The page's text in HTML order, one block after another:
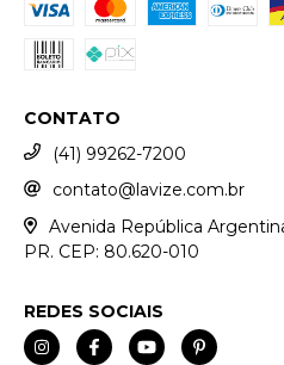
CONTATO
(41) 99262-7200
contato@lavize.com.br
Avenida República
PR. CEP: 80.620-010
REDES SOCIAIS